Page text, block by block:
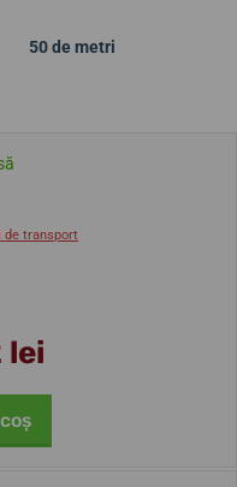
50 de metri
de transport
lei